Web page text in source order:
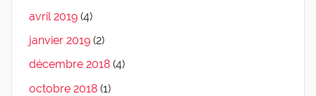
avril 2019 (4)
janvier 2019 (2)
décembre 2018 (4)
octobre 2018 (1)